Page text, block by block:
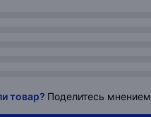
товар? Поделитесь мнением